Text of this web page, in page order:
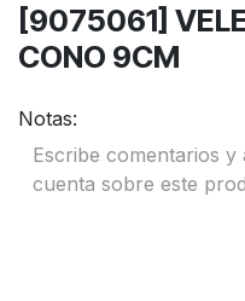
[9075061]
CONO 9CM
Notas: